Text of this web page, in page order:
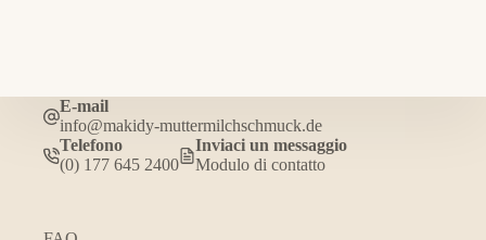
E-mail
info@makidy-muttermilchschmuck.de
Telefono
(0) 177 645 2400
Inviaci un messaggio
Modulo di contatto